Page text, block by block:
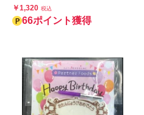
￥1,320 税込
66ポイント獲得